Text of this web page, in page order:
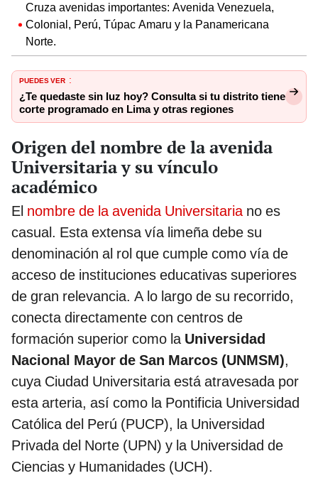
Cruza avenidas importantes: Avenida Venezuela,
Colonial, Perú, Túpac Amaru y la Panamericana
Norte.
PUEDES VER :
¿Te quedaste sin luz hoy? Consulta si tu distrito tiene
corte programado en Lima y otras regiones
Origen del nombre de la avenida
Universitaria y su vínculo
académico
El nombre de la avenida Universitariano es
casual. Esta extensa vía limeña debe su
denominación al rol que cumple como vía de
acceso de instituciones educativas superiores
de gran relevancia. A lo largo de su recorrido,
conecta directamente con centros de
formación superior como la Universidad
Nacional Mayor de San Marcos (UNMSM),
cuya Ciudad Universitaria está atravesada por
esta arteria, así como la Pontificia Universidad
Católica del Perú (PUCP), la Universidad
Privada del Norte (UPN) y la Universidad de
Ciencias y Humanidades (UCH).